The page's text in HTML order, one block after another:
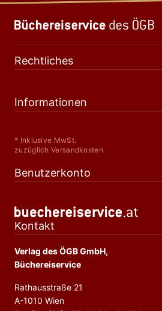
Rechtliches
Informationen
* Inklusive MwSt.
zuzüglich Versandkosten
Benutzerkonto
Kontakt
Verlag des ÖGB GmbH,
Büchereiservice
Rathausstraße 21
A-1010 Wien